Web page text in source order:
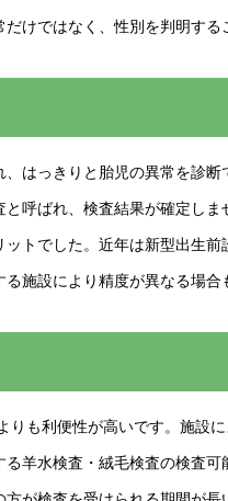
けではなく、性別を判明する
はっきりと胎児の異常を診断
呼ばれ、検査結果が確定し
トでした。近年は新型出生
施設により精度が異なる場合
りも利便性が高いです。施設
羊水検査・絨毛検査の検査